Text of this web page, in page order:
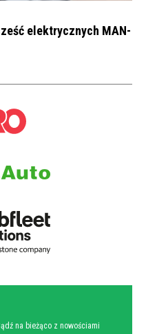
elektrycznych MAN-
na bieżąco z nowościami